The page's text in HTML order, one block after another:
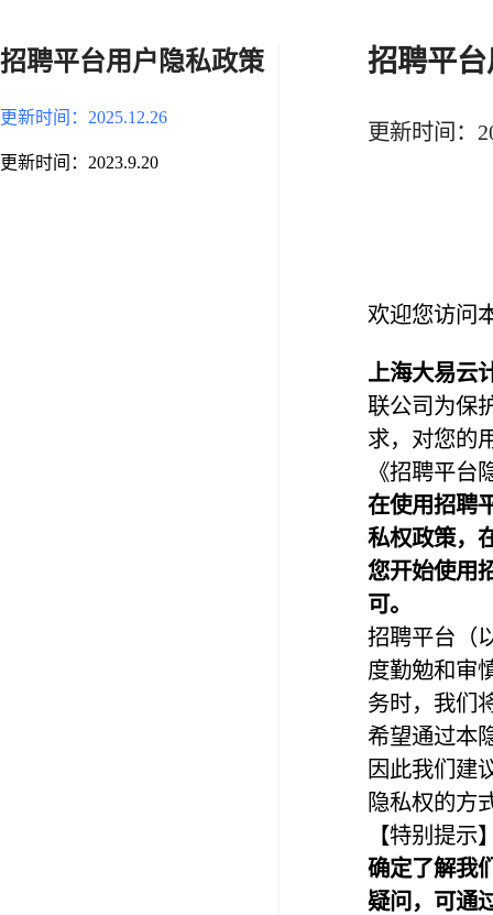
招聘平台用户隐私政策
更新时间：2025.12.26
更新时间：2023.9.20
招聘平
更新时间：
欢迎您访问
上海大易云
联公司为保
求，对您的
《招聘平台
在使用招聘
私权政策，
您开始使用
可。
招聘平台（
度勤勉和审
务时，我们
希望通过本
因此我们建
隐私权的方
【特别提示
确定了解我
疑问，可通